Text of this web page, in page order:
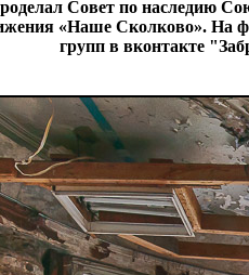
Совет по наследию
«Наше Сколково». На
групп в вконтакте